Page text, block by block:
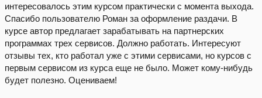
интересовалось этим курсом практически с момента выхода.
Спасибо пользователю Роман за оформление раздачи. В
курсе автор предлагает зарабатывать на партнерских
программах трех сервисов. Должно работать. Интересуют
отзывы тех, кто работал уже с этими сервисами, но курсов с
первым сервисом из курса еще не было. Может кому-нибудь
будет полезно. Оцениваем!